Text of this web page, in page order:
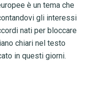
è un tema che
gli interessi
nati per bloccare
chiari nel testo
in questi giorni.